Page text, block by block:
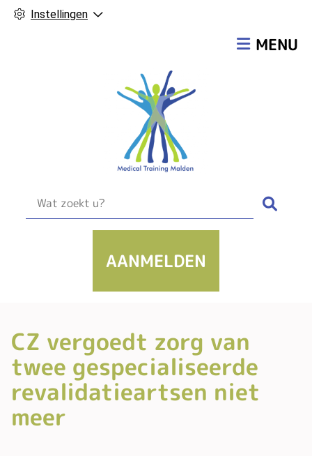
Instellingen
MENU
AANMELDEN
CZ vergoedt zorg van
twee gespecialiseerde
revalidatieartsen niet
meer